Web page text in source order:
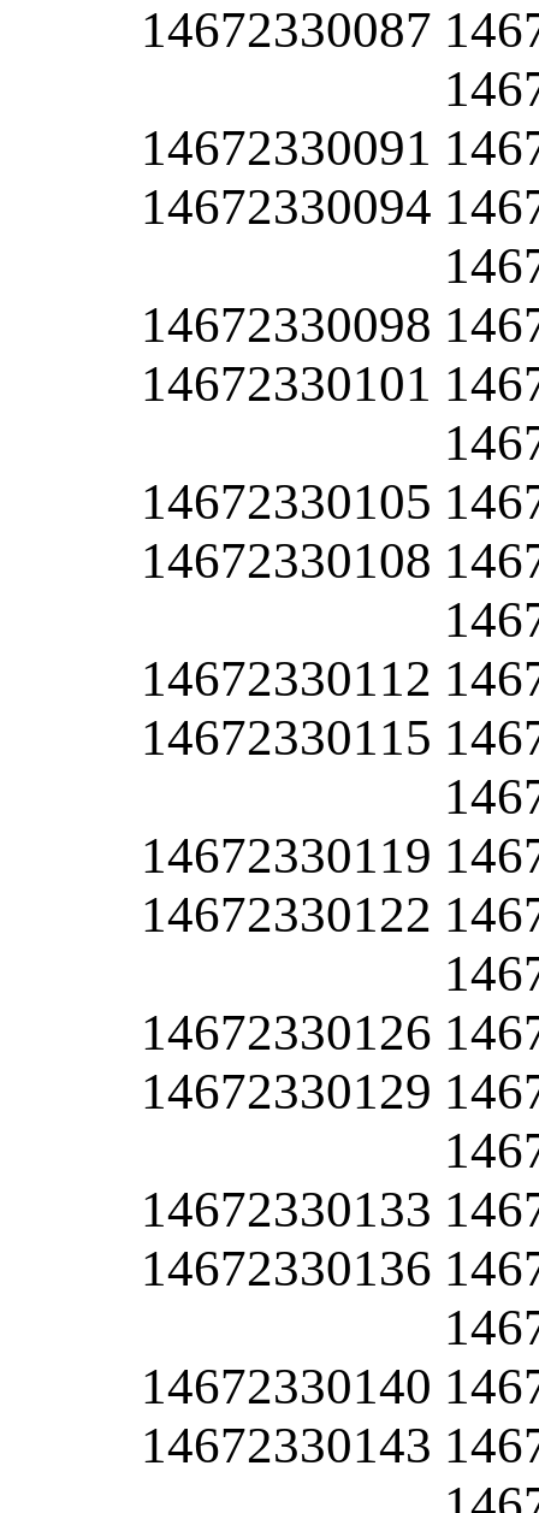
14672330087
14672330091
14672330094
14672330098
14672330101
14672330105
14672330108
14672330112
14672330115
14672330119
14672330122
14672330126
14672330129
14672330133
14672330136
14672330140
14672330143